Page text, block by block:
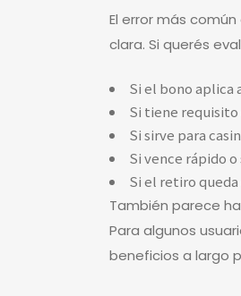
El error más
clara. Si querés
Si el bono aplica
Si tiene
Si sirve para
Si vence rápido
Si el retiro
También parece
Para algunos
beneficios a largo